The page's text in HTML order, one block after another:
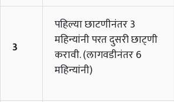
3
पहिल्या छाटणीनंतर 3
महिन्यांनी परत दुसरी छाट्णी
करावी. (लागवडीनंतर 6
महिन्यांनी)